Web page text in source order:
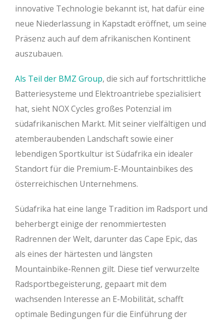
innovative Technologie bekannt ist, hat dafür eine
neue Niederlassung in Kapstadt eröffnet, um seine
Präsenz auch auf dem afrikanischen Kontinent
auszubauen.
Als Teil der BMZ Group, die sich auf fortschrittliche
Batteriesysteme und Elektroantriebe spezialisiert
hat, sieht NOX Cycles großes Potenzial im
südafrikanischen Markt. Mit seiner vielfältigen und
atemberaubenden Landschaft sowie einer
lebendigen Sportkultur ist Südafrika ein idealer
Standort für die Premium-E-Mountainbikes des
österreichischen Unternehmens.
Südafrika hat eine lange Tradition im Radsport und
beherbergt einige der renommiertesten
Radrennen der Welt, darunter das Cape Epic, das
als eines der härtesten und längsten
Mountainbike-Rennen gilt. Diese tief verwurzelte
Radsportbegeisterung, gepaart mit dem
wachsenden Interesse an E-Mobilität, schafft
optimale Bedingungen für die Einführung der